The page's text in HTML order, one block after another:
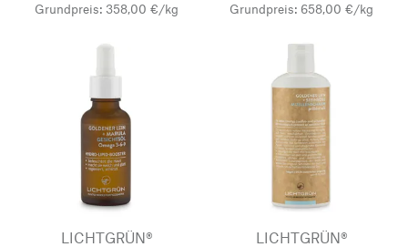
Grundpreis: 358,00 €/kg Grundpreis: 658,00 €/kg
LICHTGRÜN®
LICHTGRÜN®